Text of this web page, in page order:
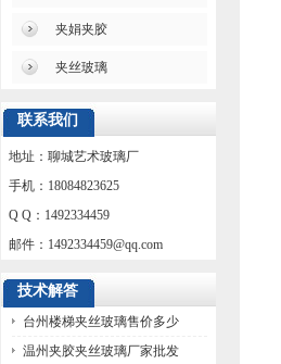
夹娟夹胶
夹丝玻璃
联系我们
地址：聊城艺术玻璃厂
手机：18084823625
Q Q：1492334459
邮件： 1492334459@qq.com
技术解答
台州楼梯夹丝玻璃售价多少
温州夹胶夹丝玻璃厂家批发